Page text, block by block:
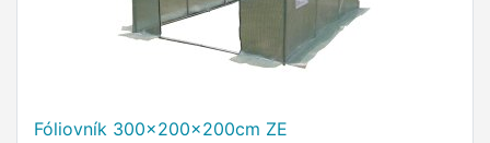
Fóliovník 300x200x200cm ZE